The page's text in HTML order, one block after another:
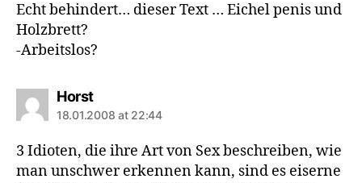
Echt behindert… dieser Text … Eichel penis und
Holzbrett?
-Arbeitslos?
Horstsays:
18.01.2008 at 22:44
3 Idioten, die ihre Art von Sex beschreiben, wie
man unschwer erkennen kann, sind es eiserne